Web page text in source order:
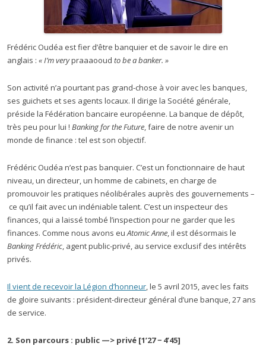
Frédéric Oudéa est fier d’être banquier et de savoir le dire en
anglais : « I’m verypraaaooud to be a banker. »
Son activité n’a pourtant pas grand-chose à voir avec les banques,
ses guichets et ses agents locaux. Il dirige la Société générale,
préside la Fédération bancaire européenne. La banque de dépôt,
très peu pour lui ! Banking for the Future, faire de notre avenir un
monde de finance : tel est son objectif.
Frédéric Oudéa n’est pas banquier. C’est un fonctionnaire de haut
niveau, un directeur, un homme de cabinets, en charge de
promouvoir les pratiques néolibérales auprès des gouvernements –
ce qu’il fait avec un indéniable talent. C’est un inspecteur des
finances, qui a laissé tombé l’inspection pour ne garder que les
finances. Comme nous avons euAtomic Anne, il est désormais le
Banking Frédéric, agent public-privé, au service exclusif des intérêts
privés.
Il vient de recevoir la Légion d’honneur, le 5 avril 2015, avec les faits
de gloire suivants : président-directeur général d’une banque, 27 ans
de service.
2. Son parcours : public —> privé [1’27 − 4’45]